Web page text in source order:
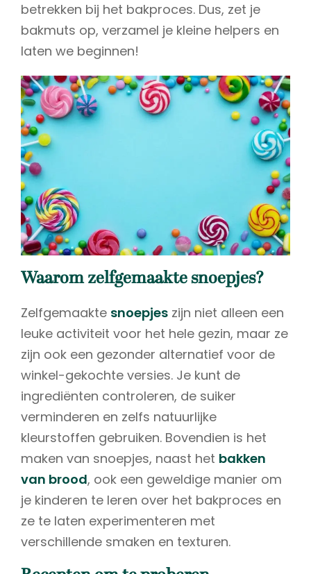
betrekken bij het bakproces. Dus, zet je
bakmuts op, verzamel je kleine helpers en
laten we beginnen!
Waarom zelfgemaakte snoepjes?
Zelfgemaakte snoepjes zijn niet alleen een
leuke activiteit voor het hele gezin, maar ze
zijn ook een gezonder alternatief voor de
winkel-gekochte versies. Je kunt de
ingrediënten controleren, de suiker
verminderen en zelfs natuurlijke
kleurstoffen gebruiken. Bovendien is het
maken van snoepjes, naast het bakken
van brood, ook een geweldige manier om
je kinderen te leren over het bakproces en
ze te laten experimenteren met
verschillende smaken en texturen.